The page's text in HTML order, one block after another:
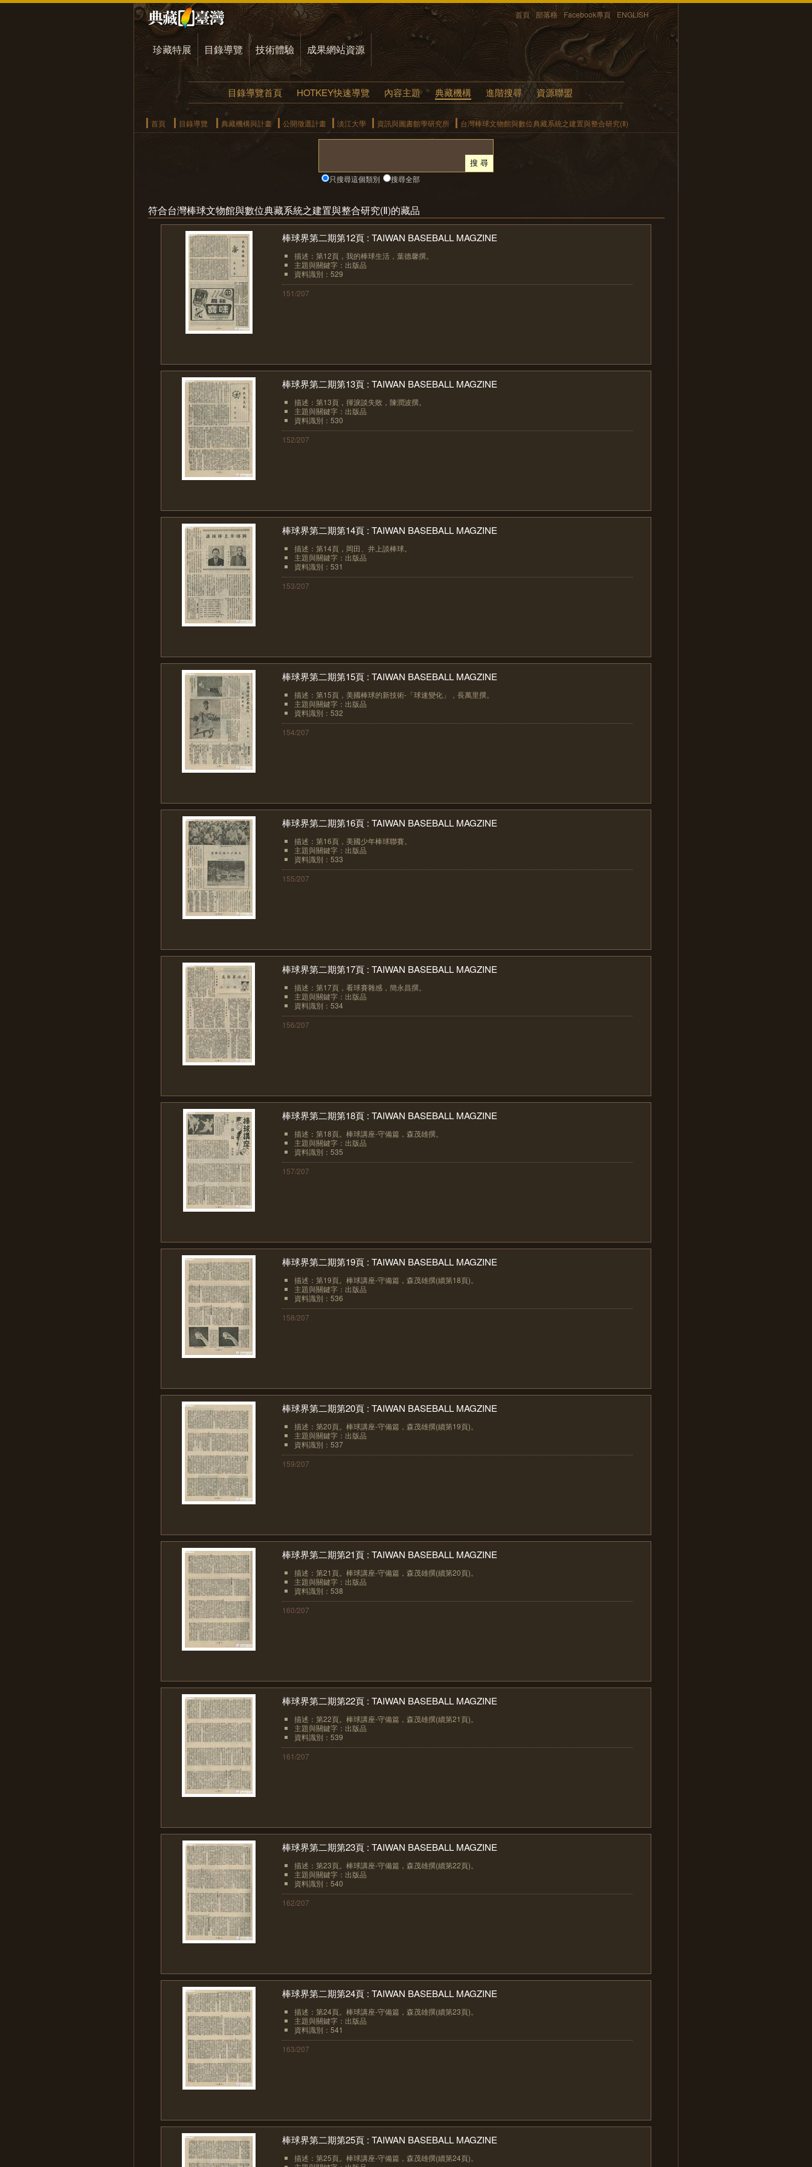
首頁 部落格 Facebook專頁 ENGLISH
珍藏特展 目錄導覽 技術體驗 成果網站資源
目錄導覽首頁 HOTKEY快速導覽 內容主題 典藏機構 進階搜尋 資源聯盟
首頁 目錄導覽 典藏機構與計畫 公開徵選計畫 淡江大學 資訊與圖書館學研究所 台灣棒球文物館與數位典藏系統之建置與整合研究(Ⅱ)
只搜尋這個類別 搜尋全部
符合台灣棒球文物館與數位典藏系統之建置與整合研究(Ⅱ)的藏品
棒球界第二期第12頁 : TAIWAN BASEBALL MAGZINE
描述：第12頁，我的棒球生活，葉德馨撰。
主題與關鍵字：出版品
資料識別：529
151/207
棒球界第二期第13頁 : TAIWAN BASEBALL MAGZINE
描述：第13頁，揮淚談失敗，陳潤波撰。
主題與關鍵字：出版品
資料識別：530
152/207
棒球界第二期第14頁 : TAIWAN BASEBALL MAGZINE
描述：第14頁，岡田、井上談棒球。
主題與關鍵字：出版品
資料識別：531
153/207
棒球界第二期第15頁 : TAIWAN BASEBALL MAGZINE
描述：第15頁，美國棒球的新技術-「球速變化」，長萬里撰。
主題與關鍵字：出版品
資料識別：532
154/207
棒球界第二期第16頁 : TAIWAN BASEBALL MAGZINE
描述：第16頁，美國少年棒球聯賽。
主題與關鍵字：出版品
資料識別：533
155/207
棒球界第二期第17頁 : TAIWAN BASEBALL MAGZINE
描述：第17頁，看球賽雜感，簡永昌撰。
主題與關鍵字：出版品
資料識別：534
156/207
棒球界第二期第18頁 : TAIWAN BASEBALL MAGZINE
描述：第18頁。棒球講座-守備篇，森茂雄撰。
主題與關鍵字：出版品
資料識別：535
157/207
棒球界第二期第19頁 : TAIWAN BASEBALL MAGZINE
描述：第19頁。棒球講座-守備篇，森茂雄撰(續第18頁)。
主題與關鍵字：出版品
資料識別：536
158/207
棒球界第二期第20頁 : TAIWAN BASEBALL MAGZINE
描述：第20頁。棒球講座-守備篇，森茂雄撰(續第19頁)。
主題與關鍵字：出版品
資料識別：537
159/207
棒球界第二期第21頁 : TAIWAN BASEBALL MAGZINE
描述：第21頁。棒球講座-守備篇，森茂雄撰(續第20頁)。
主題與關鍵字：出版品
資料識別：538
160/207
棒球界第二期第22頁 : TAIWAN BASEBALL MAGZINE
描述：第22頁。棒球講座-守備篇，森茂雄撰(續第21頁)。
主題與關鍵字：出版品
資料識別：539
161/207
棒球界第二期第23頁 : TAIWAN BASEBALL MAGZINE
描述：第23頁。棒球講座-守備篇，森茂雄撰(續第22頁)。
主題與關鍵字：出版品
資料識別：540
162/207
棒球界第二期第24頁 : TAIWAN BASEBALL MAGZINE
描述：第24頁。棒球講座-守備篇，森茂雄撰(續第23頁)。
主題與關鍵字：出版品
資料識別：541
163/207
棒球界第二期第25頁 : TAIWAN BASEBALL MAGZINE
描述：第25頁。棒球講座-守備篇，森茂雄撰(續第24頁)。